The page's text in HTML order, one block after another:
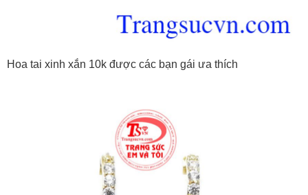
Hoa tai xinh xắn 10k được các bạn gái ưa thích